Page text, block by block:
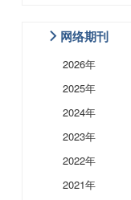
网络期刊
2026年
2025年
2024年
2023年
2022年
2021年